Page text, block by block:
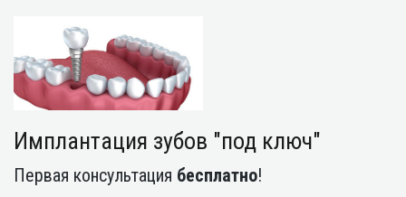
Имплантация зубов "под ключ"
Первая консультация бесплатно!